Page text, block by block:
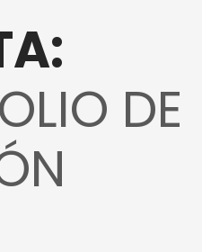
DE